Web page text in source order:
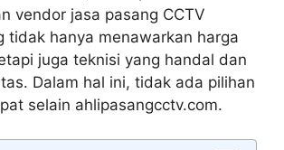
vendor jasa pasang CCTV
tidak hanya menawarkan harga
juga teknisi yang handal dan
Dalam hal ini, tidak ada pilihan
selain ahlipasangcctv.com.